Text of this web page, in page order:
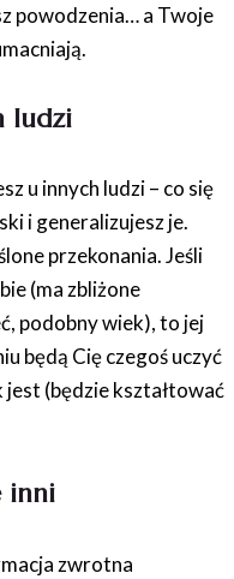
powodzenia… a Twoje
ludzi
u innych ludzi – co się
i generalizujesz je.
przekonania. Jeśli
(ma zbliżone
podobny wiek), to jej
będą Cię czegoś uczyć
jest (będzie kształtować
inni
zwrotna